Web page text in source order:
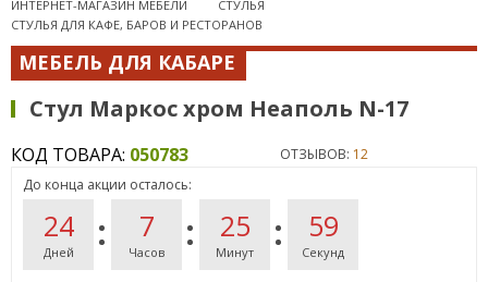
ИНТЕРНЕТ-МАГАЗИН МЕБЕЛИ
СТУЛЬЯ
СТУЛЬЯ ДЛЯ КАФЕ, БАРОВ И РЕСТОРАНОВ
МЕБЕЛЬ ДЛЯ КАБАРЕ
Стул Маркос хром Неаполь N-17
КОД ТОВАРА: 050783 ОТЗЫВОВ: 12
До конца акции осталось:
Дней
24
Часов
7
Минут
25
Секунд
59